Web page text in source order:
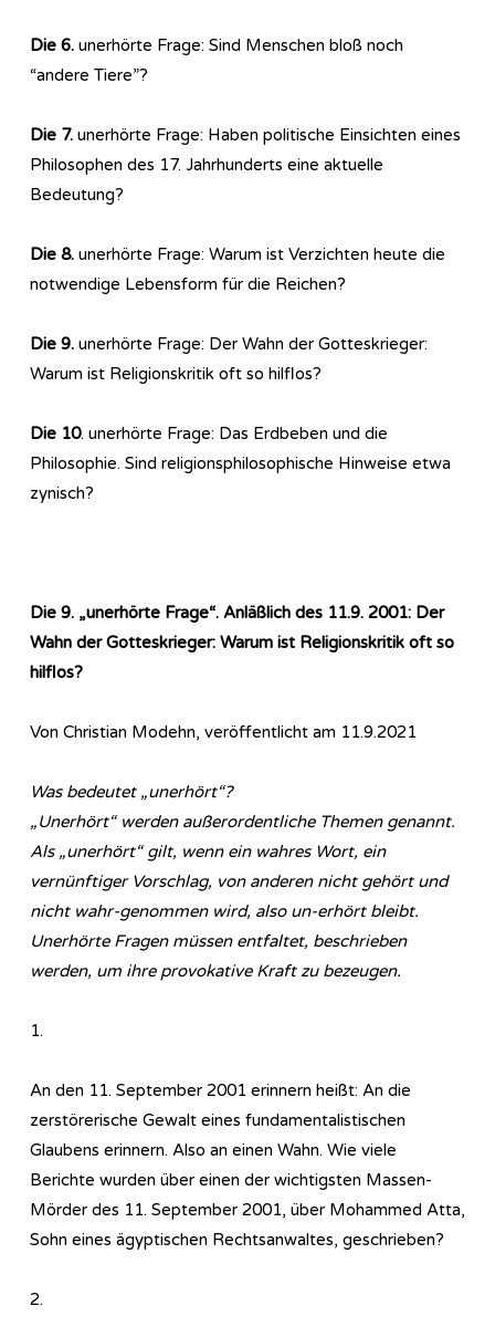
Die 6. unerhörte Frage: Sind Menschen bloß noch
“andere Tiere”?
Die 7. unerhörte Frage: Haben politische Einsichten eines
Philosophen des 17. Jahrhunderts eine aktuelle
Bedeutung?
Die 8. unerhörte Frage: Warum ist Verzichten heute die
notwendige Lebensform für die Reichen?
Die 9. unerhörte Frage: Der Wahn der Gotteskrieger:
Warum ist Religionskritik oft so hilflos?
Die 10. unerhörte Frage: Das Erdbeben und die
Philosophie. Sind religionsphilosophische Hinweise etwa
zynisch?
Die 9. „unerhörte Frage“. Anläßlich des 11.9. 2001: Der
Wahn der Gotteskrieger: Warum ist Religionskritik oft so
hilflos?
Von Christian Modehn, veröffentlicht am 11.9.2021
Was bedeutet „unerhört“?
„Unerhört“ werden außerordentliche Themen genannt.
Als „unerhört“ gilt, wenn ein wahres Wort, ein
vernünftiger Vorschlag, von anderen nicht gehört und
nicht wahr-genommen wird, also un-erhört bleibt.
Unerhörte Fragen müssen entfaltet, beschrieben
werden, um ihre provokative Kraft zu bezeugen.
1.
An den 11. September 2001 erinnern heißt: An die
zerstörerische Gewalt eines fundamentalistischen
Glaubens erinnern. Also an einen Wahn. Wie viele
Berichte wurden über einen der wichtigsten Massen-
Mörder des 11. September 2001, über Mohammed Atta,
Sohn eines ägyptischen Rechtsanwaltes, geschrieben?
2.